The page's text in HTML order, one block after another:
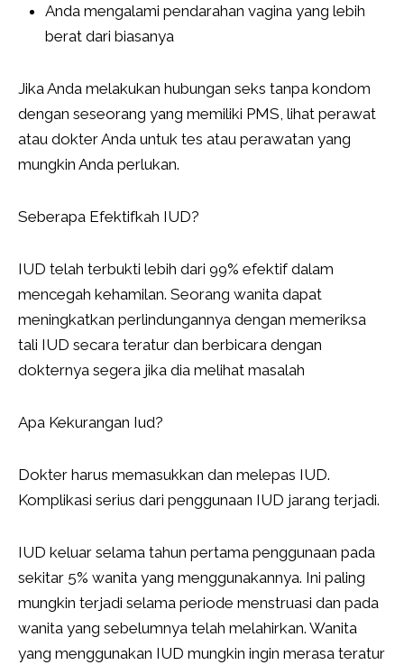
Anda mengalami pendarahan vagina yang lebih
berat dari biasanya
Jika Anda melakukan hubungan seks tanpa kondom
dengan seseorang yang memiliki PMS, lihat perawat
atau dokter Anda untuk tes atau perawatan yang
mungkin Anda perlukan.
Seberapa Efektifkah IUD?
IUD telah terbukti lebih dari 99% efektif dalam
mencegah kehamilan. Seorang wanita dapat
meningkatkan perlindungannya dengan memeriksa
tali IUD secara teratur dan berbicara dengan
dokternya segera jika dia melihat masalah
Apa Kekurangan Iud?
Dokter harus memasukkan dan melepas IUD.
Komplikasi serius dari penggunaan IUD jarang terjadi.
IUD keluar selama tahun pertama penggunaan pada
sekitar 5% wanita yang menggunakannya. Ini paling
mungkin terjadi selama periode menstruasi dan pada
wanita yang sebelumnya telah melahirkan. Wanita
yang menggunakan IUD mungkin ingin merasa teratur